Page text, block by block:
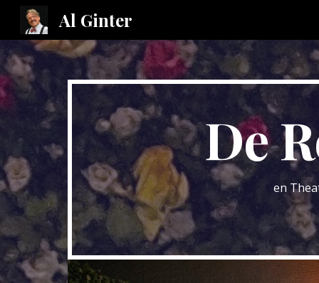
Al Ginter
De
en